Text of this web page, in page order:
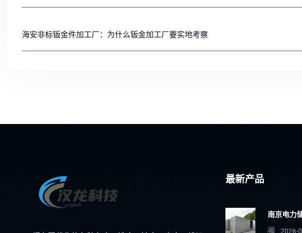
海安非标钣金件加工厂：为什么钣金加工厂要实地考察
最新产品
南京电力
2026-